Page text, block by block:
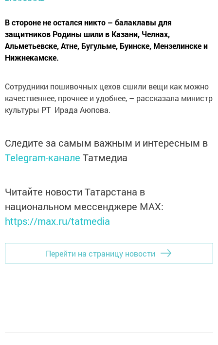
В стороне не остался никто – балаклавы для
защитников Родины шили в Казани, Челнах,
Альметьевске, Атне, Бугульме, Буинске, Мензелинске и
Нижнекамске.
Сотрудники пошивочных цехов сшили вещи как можно
качественнее, прочнее и удобнее, – рассказала министр
культуры РТ Ирада Аюпова.
Следите за самым важным и интересным в
Telegram-канале Татмедиа
Читайте новости Татарстана в
национальном мессенджере MАХ:
https://max.ru/tatmedia
Перейти на страницу новости